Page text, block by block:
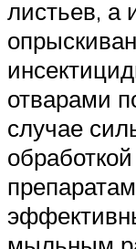
листьев, а
отварами
случае